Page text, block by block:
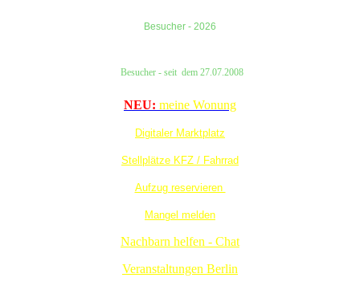
Besucher - 2026
Besucher - seit dem27.07.2008
NEU: meine Wonung
Digitaler Marktplatz
Stellplätze KFZ / Fahrrad
Aufzug reservieren
Mangel melden
Nachbarn helfen - Chat
Veranstaltungen Berlin